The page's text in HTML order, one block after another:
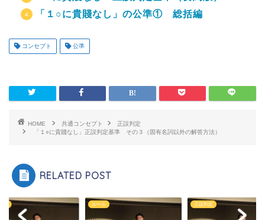
「１○に貴賤なし」の公準① 総括編
コンセプト 公準
HOME 共通コンセプト
正誤判定
「１○に貴賤なし」正誤判定基準 その３（固有名詞以外の解答方法）
RELATED POST
正誤判定 正誤判定